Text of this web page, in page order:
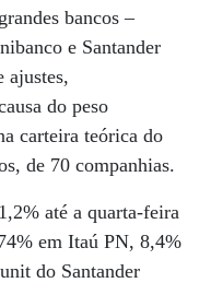
bancos –
e Santander
ajustes,
do peso
carteira teórica do
de 70 companhias.
até a quarta-feira
em Itaú PN, 8,4%
do Santander